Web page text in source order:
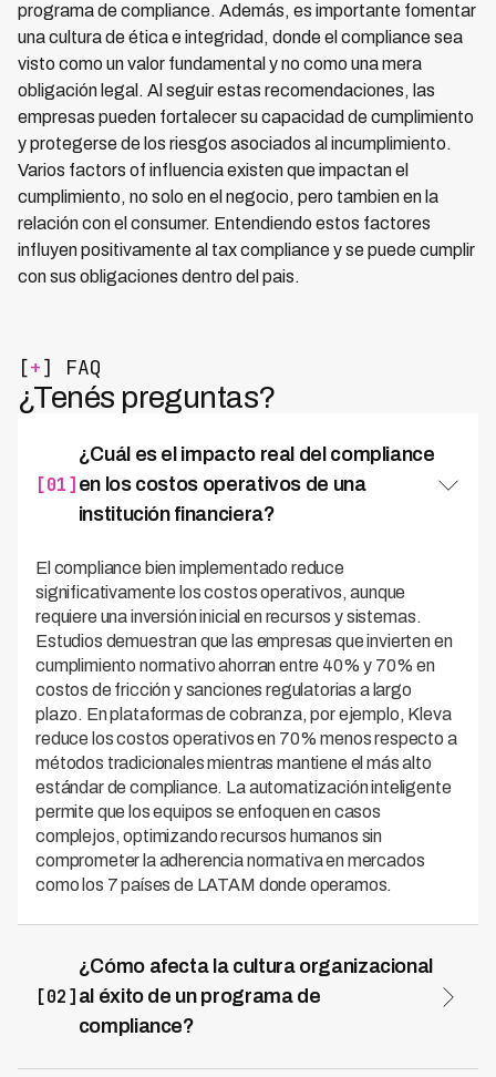
programa de compliance. Además, es importante fomentar
una cultura de ética e integridad, donde el compliance sea
visto como un valor fundamental y no como una mera
obligación legal. Al seguir estas recomendaciones, las
empresas pueden fortalecer su capacidad de cumplimiento
y protegerse de los riesgos asociados al incumplimiento.
Varios factors of influencia existen que impactan el
cumplimiento, no solo en el negocio, pero tambien en la
relación con el consumer. Entendiendo estos factores
influyen positivamente al tax compliance y se puede cumplir
con sus obligaciones dentro del pais.
[+] FAQ
¿Tenés preguntas?
[01]
¿Cuál es el impacto real del compliance
en los costos operativos de una
institución financiera?
El compliance bien implementado reduce
significativamente los costos operativos, aunque
requiere una inversión inicial en recursos y sistemas.
Estudios demuestran que las empresas que invierten en
cumplimiento normativo ahorran entre 40% y 70% en
costos de fricción y sanciones regulatorias a largo
plazo. En plataformas de cobranza, por ejemplo, Kleva
reduce los costos operativos en 70% menos respecto a
métodos tradicionales mientras mantiene el más alto
estándar de compliance. La automatización inteligente
permite que los equipos se enfoquen en casos
complejos, optimizando recursos humanos sin
comprometer la adherencia normativa en mercados
como los 7 países de LATAM donde operamos.
[02]
¿Cómo afecta la cultura organizacional
al éxito de un programa de
compliance?